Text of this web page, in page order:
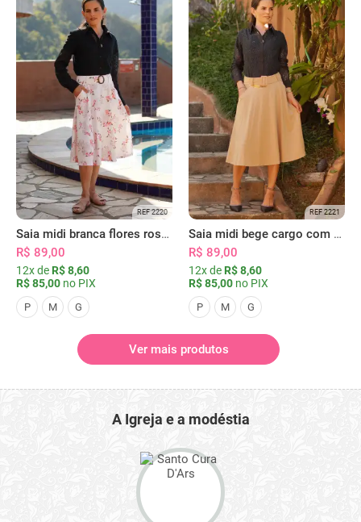
REF 2220
Saia midi branca flores rosas com bolsos
R$ 89,00
12x de R$ 8,60
R$ 85,00 no PIX
P M G
REF 2221
Saia midi bege cargo com bolsos
R$ 89,00
12x de R$ 8,60
R$ 85,00 no PIX
P M G
Ver mais produtos
A Igreja e a modéstia